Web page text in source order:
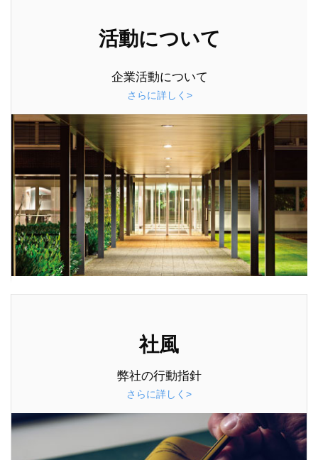
活動について
企業活動について
さらに詳しく>
社風
弊社の行動指針
さらに詳しく>